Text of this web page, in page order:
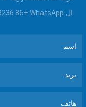
ال WhatsApp:
+86 15376278236